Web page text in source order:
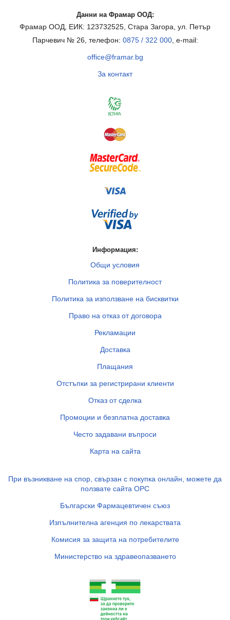
Данни на Фрамар ООД:
Фрамар ООД, ЕИК: 123732525, Стара Загора, ул. Петър
Парчевич № 26, телефон: 0875 / 322 000, e-mail:
office@framar.bg
За контакт
Информация:
Общи условия
Политика за поверителност
Политика за използване на бисквитки
Право на отказ от договора
Рекламации
Доставка
Плащания
Отстъпки за регистрирани клиенти
Отказ от сделка
Промоции и безплатна доставка
Често задавани въпроси
Карта на сайта
При възникване на спор, свързан с покупка онлайн, можете да
ползвате сайта ОРС
Български Фармацевтичен съюз
Изпълнителна агенция по лекарствата
Комисия за защита на потребителите
Министерство на здравеопазването